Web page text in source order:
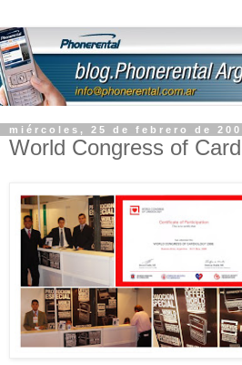
miércoles, 25 de febrero de
World Congress of